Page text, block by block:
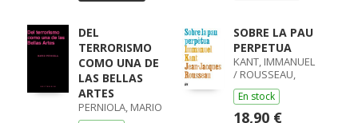
DEL
TERRORISMO
COMO UNA DE
LAS BELLAS
ARTES
PERNIOLA, MARIO
SOBRE LA PAU
PERPETUA
KANT, IMMANUEL
/ ROUSSEAU,
JEAN-JACQUES
En stock
18,90 €